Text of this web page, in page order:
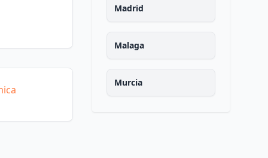
Madrid
Malaga
Murcia